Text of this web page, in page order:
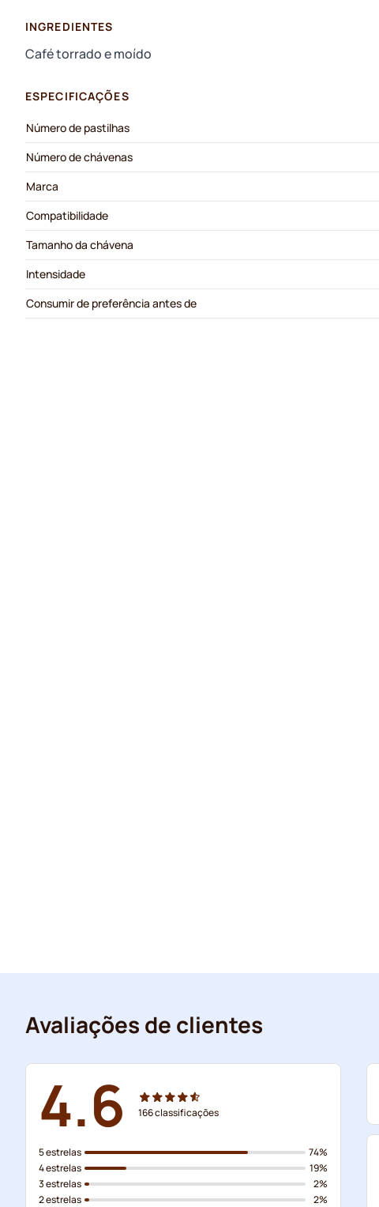
INGREDIENTES
Café torrado e moído
ESPECIFICAÇÕES
Número de pastilhas
Número de chávenas
Marca
Compatibilidade
Tamanho da chávena
Intensidade
Consumir de preferência antes de
Avaliações de clientes
4.6 166classificações
5 estrelas
4 estrelas
3 estrelas
2 estrelas
74%
19%
2%
2%